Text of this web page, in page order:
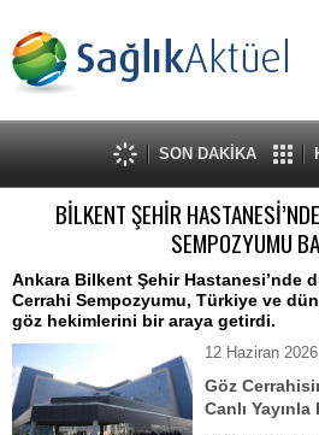
SON DAKİKA
BİLKENT ŞEHİR
SEMPOZYUMU
Ankara Bilkent Şehir Hastanesi’nde
Cerrahi Sempozyumu, Türkiye ve
göz hekimlerini bir araya getirdi.
12 Haziran
Göz
Canlı Yayınla